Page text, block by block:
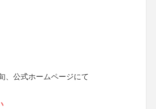
、公式ホームページにて